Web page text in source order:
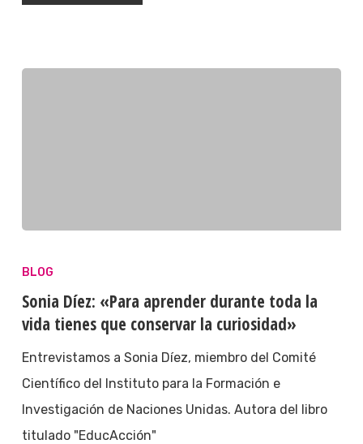
BLOG
Sonia Díez: «Para aprender durante toda la
vida tienes que conservar la curiosidad»
Entrevistamos a Sonia Díez, miembro del Comité
Científico del Instituto para la Formación e
Investigación de Naciones Unidas. Autora del libro
titulado "EducAcción"